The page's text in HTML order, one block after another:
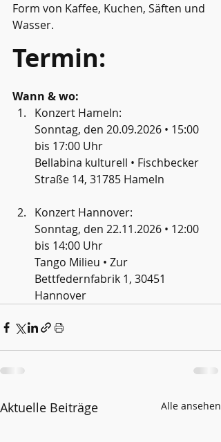
Form von Kaffee, Kuchen, Säften und
Wasser.
Termin:
Wann & wo:
Konzert Hameln:
Sonntag, den 20.09.2026 • 15:00
bis 17:00 Uhr
Bellabina kulturell • Fischbecker
Straße 14, 31785 Hameln
Konzert Hannover:
Sonntag, den 22.11.2026 • 12:00
bis 14:00 Uhr
Tango Milieu • Zur
Bettfedernfabrik 1, 30451
Hannover
Aktuelle Beiträge Alle ansehen